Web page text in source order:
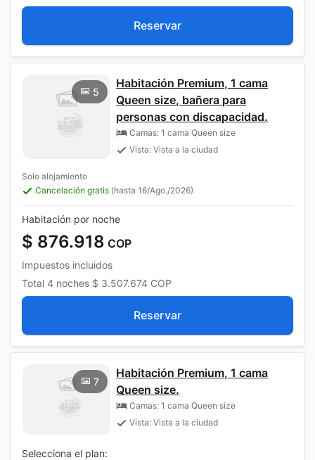
Reservar
5
Habitación Premium, 1 cama
Queen size, bañera para
personas con discapacidad.
Camas: 1 cama Queen size
Vista: Vista a la ciudad
Solo alojamiento
Cancelación gratis (hasta 16/Ago./2026)
Habitación por noche
$ 876.918 COP
Impuestos incluidos
Total 4 noches $ 3.507.674 COP
Reservar
7
Habitación Premium, 1 cama
Queen size.
Camas: 1 cama Queen size
Vista: Vista a la ciudad
Selecciona el plan: